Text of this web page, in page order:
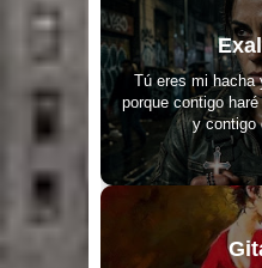
Tú eres mi hacha
porque contigo
y contigo